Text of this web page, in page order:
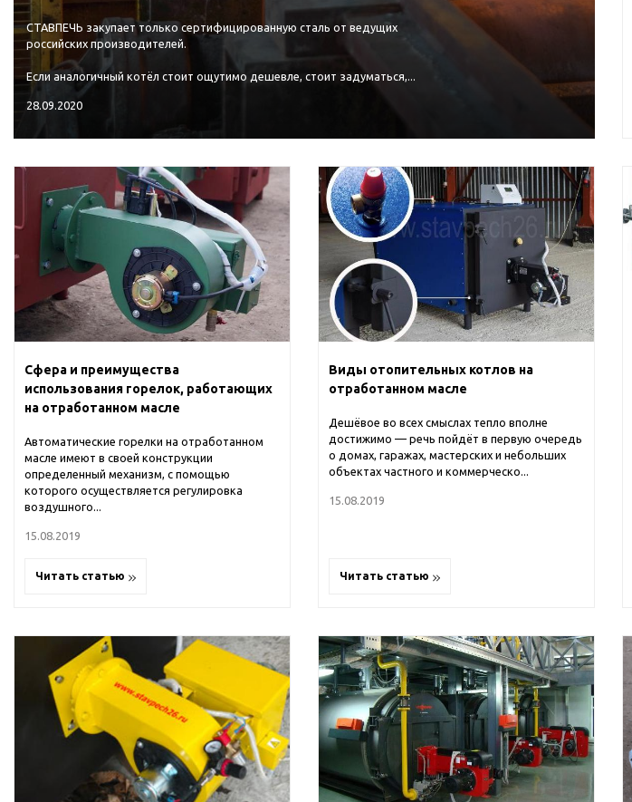
СТАВПЕЧЬ закупает только сертифицированную сталь от ведущих
российских производителей.
Если аналогичный котёл стоит ощутимо дешевле, стоит задуматься,...
28.09.2020
Сфера и преимущества
использования горелок, работающих
на отработанном масле
Автоматические горелки на отработанном
масле имеют в своей конструкции
определенный механизм, с помощью
которого осуществляется регулировка
воздушного...
15.08.2019
Читать статью
Виды отопительных котлов на
отработанном масле
Дешёвое во всех смыслах тепло вполне
достижимо — речь пойдёт в первую очередь
о домах, гаражах, мастерских и небольших
объектах частного и коммерческо...
15.08.2019
Читать статью